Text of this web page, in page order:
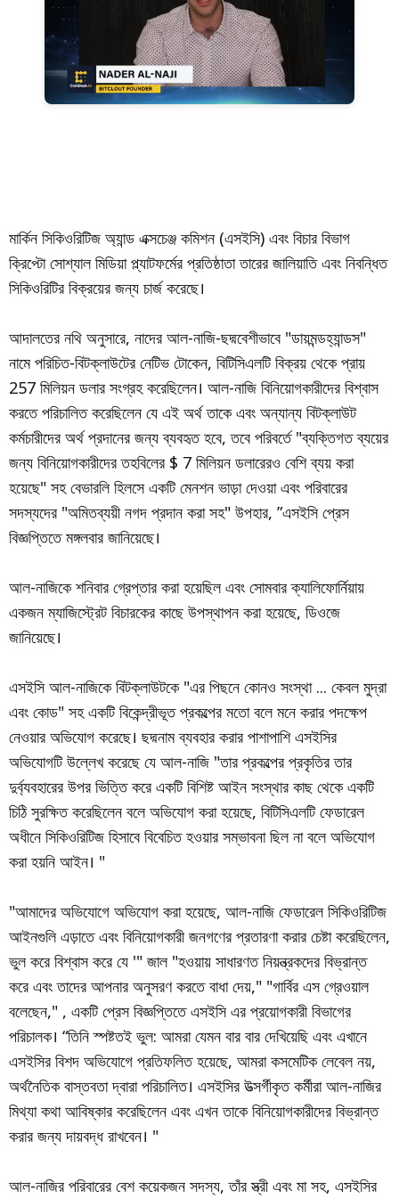
মার্কিন সিকিওরিটিজ অ্যান্ড এক্সচেঞ্জ কমিশন (এসইসি) এবং বিচার বিভাগ
ক্রিপ্টো সোশ্যাল মিডিয়া প্ল্যাটফর্মের প্রতিষ্ঠাতা তারের জালিয়াতি এবং নিবন্ধিত
সিকিওরিটির বিক্রয়ের জন্য চার্জ করেছে।
আদালতের নথি অনুসারে, নাদের আল-নাজি-ছদ্মবেশীভাবে "ডায়মন্ডহ্যান্ডস"
নামে পরিচিত-বিটক্লাউটের নেটিভ টোকেন, বিটিসিএলটি বিক্রয় থেকে প্রায়
257 মিলিয়ন ডলার সংগ্রহ করেছিলেন। আল-নাজি বিনিয়োগকারীদের বিশ্বাস
করতে পরিচালিত করেছিলেন যে এই অর্থ তাকে এবং অন্যান্য বিটক্লাউট
কর্মচারীদের অর্থ প্রদানের জন্য ব্যবহৃত হবে, তবে পরিবর্তে "ব্যক্তিগত ব্যয়ের
জন্য বিনিয়োগকারীদের তহবিলের $ 7 মিলিয়ন ডলারেরও বেশি ব্যয় করা
হয়েছে" সহ বেভারলি হিলসে একটি মেনশন ভাড়া দেওয়া এবং পরিবারের
সদস্যদের "অমিতব্যয়ী নগদ প্রদান করা সহ" উপহার, ”এসইসি প্রেস
বিজ্ঞপ্তিতে মঙ্গলবার জানিয়েছে।
আল-নাজিকে শনিবার গ্রেপ্তার করা হয়েছিল এবং সোমবার ক্যালিফোর্নিয়ায়
একজন ম্যাজিস্ট্রেট বিচারকের কাছে উপস্থাপন করা হয়েছে, ডিওজে
জানিয়েছে।
এসইসি আল-নাজিকে বিটক্লাউটকে "এর পিছনে কোনও সংস্থা ... কেবল মুদ্রা
এবং কোড" সহ একটি বিকেন্দ্রীভূত প্রকল্পের মতো বলে মনে করার পদক্ষেপ
নেওয়ার অভিযোগ করেছে। ছদ্মনাম ব্যবহার করার পাশাপাশি এসইসির
অভিযোগটি উল্লেখ করেছে যে আল-নাজি "তার প্রকল্পের প্রকৃতির তার
দুর্ব্যবহারের উপর ভিত্তি করে একটি বিশিষ্ট আইন সংস্থার কাছ থেকে একটি
চিঠি সুরক্ষিত করেছিলেন বলে অভিযোগ করা হয়েছে, বিটিসিএলটি ফেডারেল
অধীনে সিকিওরিটিজ হিসাবে বিবেচিত হওয়ার সম্ভাবনা ছিল না বলে অভিযোগ
করা হয়নি আইন। "
"আমাদের অভিযোগে অভিযোগ করা হয়েছে, আল-নাজি ফেডারেল সিকিওরিটিজ
আইনগুলি এড়াতে এবং বিনিয়োগকারী জনগণের প্রতারণা করার চেষ্টা করেছিলেন,
ভুল করে বিশ্বাস করে যে '" জাল "হওয়ায় সাধারণত নিয়ন্ত্রকদের বিভ্রান্ত
করে এবং তাদের আপনার অনুসরণ করতে বাধা দেয়," "গার্বির এস গ্রেওয়াল
বলেছেন," , একটি প্রেস বিজ্ঞপ্তিতে এসইসি এর প্রয়োগকারী বিভাগের
পরিচালক। “তিনি স্পষ্টতই ভুল: আমরা যেমন বার বার দেখিয়েছি এবং এখানে
এসইসির বিশদ অভিযোগে প্রতিফলিত হয়েছে, আমরা কসমেটিক লেবেল নয়,
অর্থনৈতিক বাস্তবতা দ্বারা পরিচালিত। এসইসির উত্সর্গীকৃত কর্মীরা আল-নাজির
মিথ্যা কথা আবিষ্কার করেছিলেন এবং এখন তাকে বিনিয়োগকারীদের বিভ্রান্ত
করার জন্য দায়বদ্ধ রাখবেন। "
আল-নাজির পরিবারের বেশ কয়েকজন সদস্য, তাঁর স্ত্রী এবং মা সহ, এসইসির